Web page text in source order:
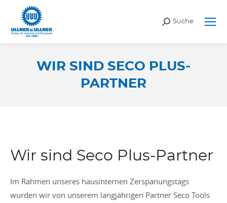
Search:
Suche
WIR SIND SECO PLUS-
PARTNER
Wir sind Seco Plus-Partner
Im Rahmen unseres hausinternen Zerspanungstags
wurden wir von unserem langjährigen Partner Seco Tools